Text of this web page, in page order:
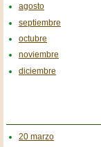
agosto
septiembre
octubre
noviembre
diciembre
20 marzo